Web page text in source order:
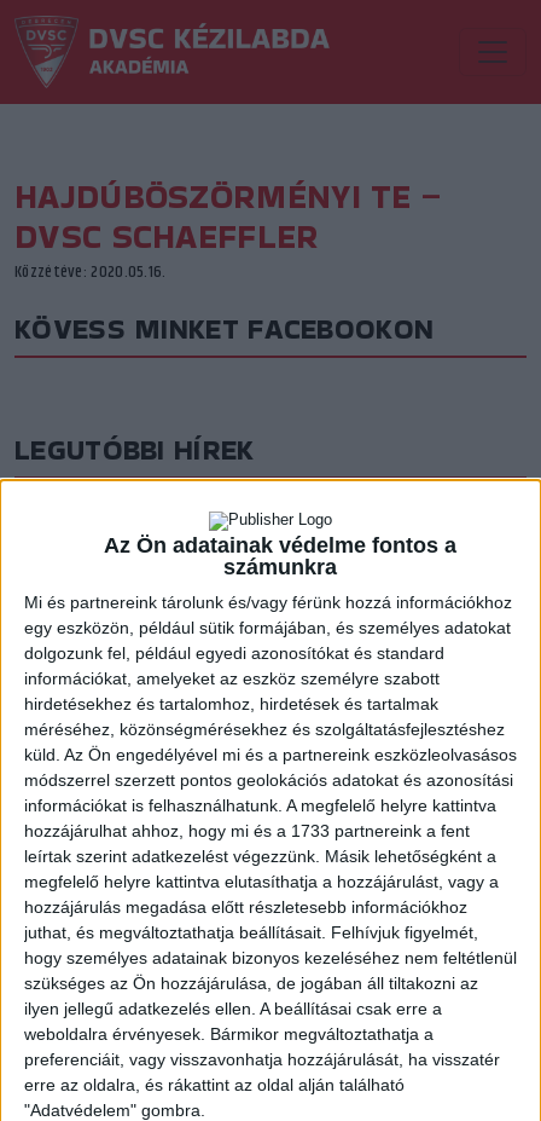
Az Ön adatainak védelme fontos a
számunkra
Mi és partnereink tárolunk és/vagy férünk hozzá információkhoz
egy eszközön, például sütik formájában, és személyes adatokat
dolgozunk fel, például egyedi azonosítókat és standard
információkat, amelyeket az eszköz személyre szabott
hirdetésekhez és tartalomhoz, hirdetések és tartalmak
méréséhez, közönségmérésekhez és szolgáltatásfejlesztéshez
küld. Az Ön engedélyével mi és a partnereink eszközleolvasásos
módszerrel szerzett pontos geolokációs adatokat és azonosítási
információkat is felhasználhatunk. A megfelelő helyre kattintva
hozzájárulhat ahhoz, hogy mi és a 1733 partnereink a fent
leírtak szerint adatkezelést végezzünk. Másik lehetőségként a
megfelelő helyre kattintva elutasíthatja a hozzájárulást, vagy a
hozzájárulás megadása előtt részletesebb információkhoz
juthat, és megváltoztathatja beállításait. Felhívjuk figyelmét,
hogy személyes adatainak bizonyos kezeléséhez nem feltétlenül
szükséges az Ön hozzájárulása, de jogában áll tiltakozni az
ilyen jellegű adatkezelés ellen. A beállításai csak erre a
weboldalra érvényesek. Bármikor megváltoztathatja a
preferenciáit, vagy visszavonhatja hozzájárulását, ha visszatér
erre az oldalra, és rákattint az oldal alján található
"Adatvédelem" gombra.
HAJDÚBÖSZÖRMÉNYI TE –
DVSC SCHAEFFLER
Közzétéve: 2020.05.16.
KÖVESS MINKET FACEBOOKON
LEGUTÓBBI HÍREK
AZ ELSŐ LÉPÉSEK
2026.08.07. 16:45
Lejátszotta első felkészülési mérkőzéseit a formálódó, sok új játékossal
felálló...Bővebben →
U18-AS VB: HIBÁTLAN CSOPORTKÖR
2026.08.01. 16:08
Mindhárom csoportmérkőzését megnyerte a magyar ifjúsági válogatott az
U18-as vilégbajnokságon,...Bővebben →
SORSOLTAK AZ NB I/B-BEN
2026.07.31. 19:57
Akadémistáink az előző évekhez hasonlóan a 2026/2027-es szezonban is
megméretteti... Bővebben →
U18-AS VB: KEZDŐDIK!
2026.07.28. 13:42
Első világbajnokságára készül a 2008-2009-es születésű játékosok alkotta
magyar ifjúsági... Bővebben →